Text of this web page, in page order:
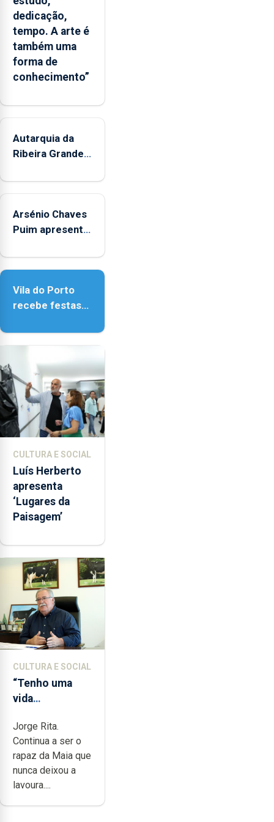
diminuir
consumos
excessivos
e
comportamentos
de
Pedro
elogia
o
introduzido
Madeira.
dedicação,
tempo. A arte é
também uma
forma de
conhecimento”
Autarquia da
Ribeira Grande
iniciativa
Verão"
Arsénio Chaves
Puim apresenta
Biblioteca de
Vila do Porto
recebe festas
Nossa Senhora
CULTURA E SOCIAL
Luís Herberto
apresenta
‘Lugares da
Paisagem’
CULTURA E SOCIAL
“Tenho uma
vida
cheia de
trabalho,
dedicação,
gosto e muita
paixão”
Jorge Rita.
Continua a ser o
rapaz da Maia que
nunca deixou a
lavoura....